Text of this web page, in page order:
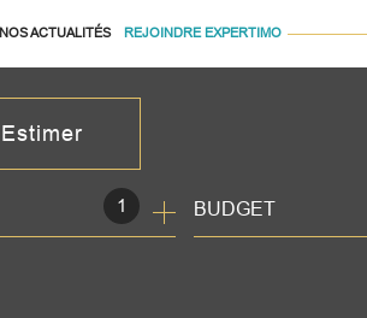
NOS ACTUALITÉS REJOINDRE EXPERTIMO
Estimer
1 BUDGET